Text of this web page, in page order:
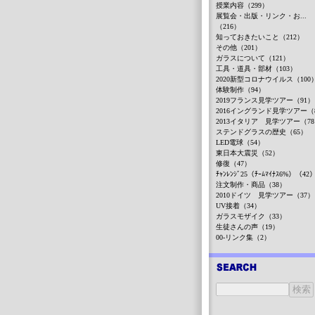
授業内容（299）
展覧会・出版・リンク・お...
（216）
知っておきたいこと（212）
その他（201）
ガラスについて（121）
工具・道具・部材（103）
2020新型コロナウイルス（100）
体験制作（94）
2019フランス見学ツアー（91）
2016イングランド見学ツアー（
2013イタリア 見学ツアー（78
ステンドグラスの歴史（65）
LED電球（54）
東日本大震災（52）
修復（47）
ﾁｬﾝﾚﾝｼﾞ25（ﾁｰﾑﾏｲﾅｽ6%）（42）
注文制作・商品（38）
2010ドイツ 見学ツアー（37）
UV接着（34）
ガラスモザイク（33）
生徒さんの声（19）
00-リンク集（2）